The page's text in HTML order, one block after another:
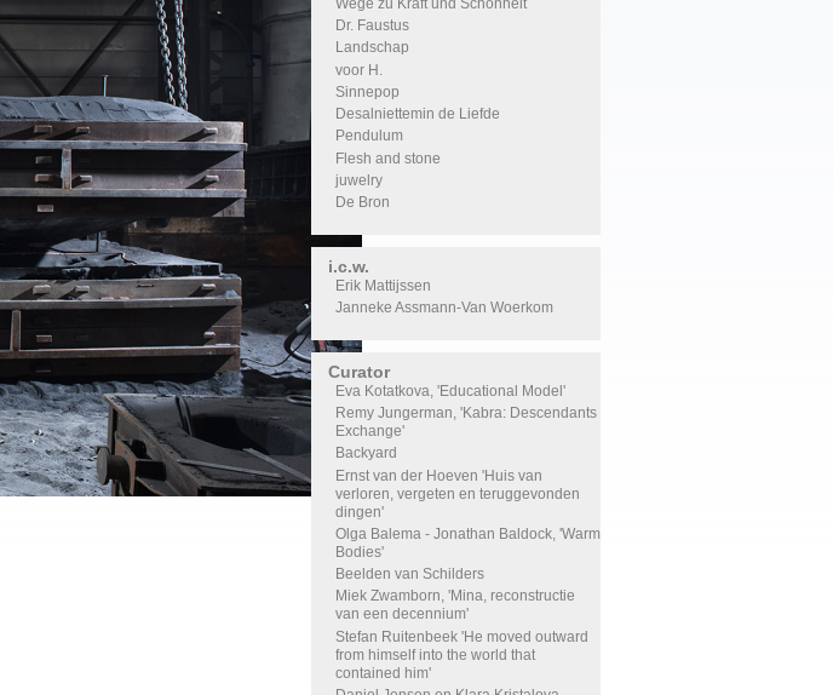
Dr. Faustus
Landschap
voor H.
Sinnepop
Desalniettemin de Liefde
Pendulum
Flesh and stone
juwelry
De Bron
i.c.w.
Erik Mattijssen
Janneke Assmann-Van Woerkom
Curator
Eva Kotatkova, 'Educational Model'
Remy Jungerman, 'Kabra: Descendants
Exchange'
Backyard
Ernst van der Hoeven 'Huis van
verloren, vergeten en teruggevonden
dingen'
Olga Balema - Jonathan Baldock, 'Warm
Bodies'
Beelden van Schilders
Miek Zwamborn, 'Mina, reconstructie
van een decennium'
Stefan Ruitenbeek 'He moved outward
from himself into the world that
contained him'